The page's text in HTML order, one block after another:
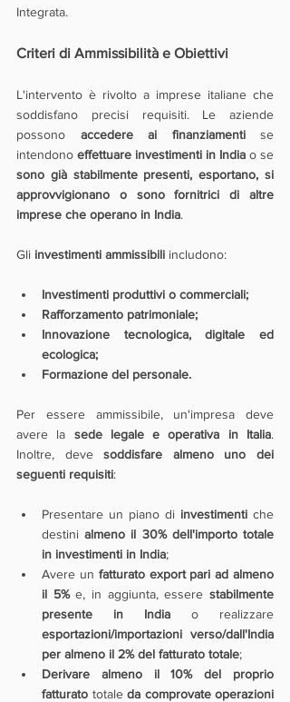
Integrata.
Criteri di Ammissibilità e Obiettivi
L'intervento è rivolto a imprese italiane che
soddisfano precisi requisiti. Le aziende
possono accedere ai finanziamenti se
intendono effettuare investimenti in India
sono già stabilmente presenti, esportano, si
approvvigionano o sono fornitrici di altre
imprese che operano in India.
Gli investimenti ammissibili includono:
Investimenti produttivi o commerciali;
Rafforzamento patrimoniale;
Innovazione tecnologica, digitale ed
ecologica;
Formazione del personale.
Per essere ammissibile, un'impresa deve
avere la sede legale e operativa in Italia.
Inoltre, deve soddisfare almeno uno dei
seguenti requisiti:
Presentare un piano di investimenti che
destini almeno il 30% dell'importo totale
in investimenti in India;
Avere un fatturato export pari ad almeno
il 5% e, in aggiunta, essere stabilmente
presente in India
esportazioni/importazioni verso/dall'India
per almeno il 2% del fatturato totale;
Derivare almeno il 10% del proprio
fatturato totale da comprovate operazioni